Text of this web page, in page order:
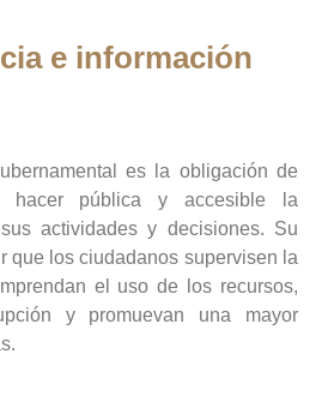
e información
es la obligación de
hacer pública y accesible la
actividades y decisiones. Su
que los ciudadanos supervisen la
el uso de los recursos,
y promuevan una mayor